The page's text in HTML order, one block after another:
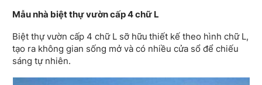
Mẫu nhà biệt thự vườn cấp 4 chữ L
Biệt thự vườn cấp 4 chữ L sỡ hữu thiết kế theo hình chữ L,
tạo ra không gian sống mở và có nhiều cửa sổ để chiếu
sáng tự nhiên.